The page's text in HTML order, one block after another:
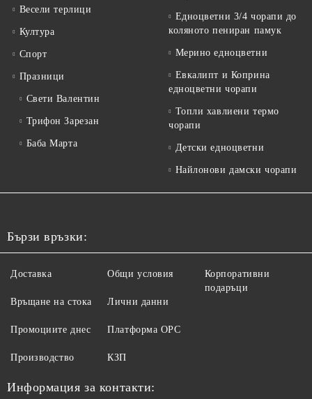
Весели терлици
Култура
Спорт
Празници
Свети Валентин
Трифон Зарезан
Баба Марта
Едноцветни 3/4 чорапи до
коляното пениран памук
Мерино едноцветни
Евкалипт и Коприна
едноцветни чорапи
Топли хавлиени термо
чорапи
Детски едноцветни
Найлонови дамски чорапи
Бързи връзки:
Доставка
Връщане на стока
Промоциите днес
Производство
Общи условия
Лични данни
Платформа ОРС
КЗП
Корпоративни
подаръци
Информация за контакти: